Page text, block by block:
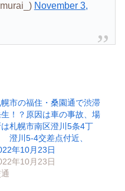
November 3,
市の福住・桑園通で渋滞
！？原因は車の事故、場
は札幌市南区澄川5条4丁
澄川5-4交差点付近、
年10月23日
年10月23日